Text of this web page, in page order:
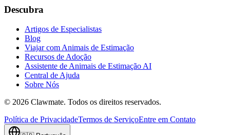
Descubra
Artigos de Especialistas
Blog
Viajar com Animais de Estimação
Recursos de Adoção
Assistente de Animais de Estimação AI
Central de Ajuda
Sobre Nós
© 2026 Clawmate. Todos os direitos reservados.
Política de PrivacidadeTermos de ServiçoEntre em Contato